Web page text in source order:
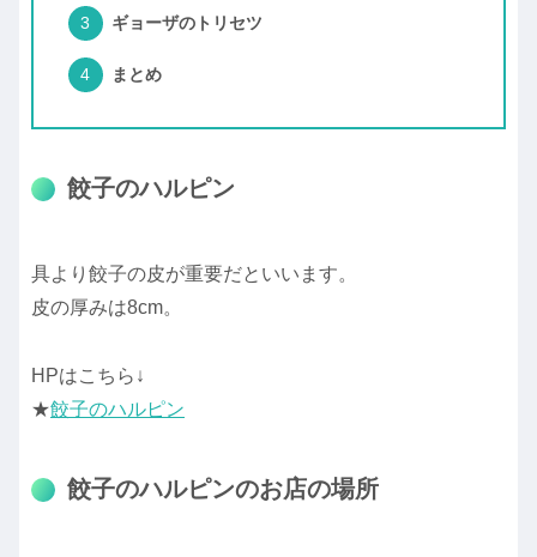
ギョーザのトリセツ
まとめ
餃子のハルピン
具より餃子の皮が重要だといいます。
皮の厚みは8cm。
HPはこちら↓
★餃子のハルピン
餃子のハルピンのお店の場所